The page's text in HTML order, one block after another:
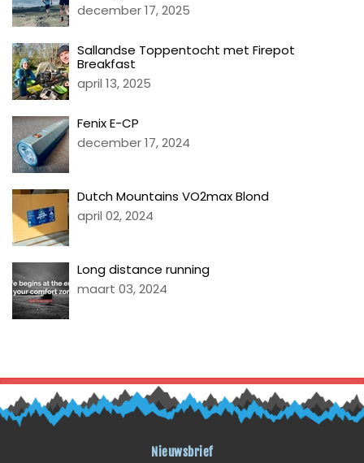
december 17, 2025
Sallandse Toppentocht met Firepot
Breakfast
april 13, 2025
Fenix E-CP
december 17, 2024
Dutch Mountains VO2max Blond
april 02, 2024
Long distance running
maart 03, 2024
TERUG NAAR BLOG LITI
Nieuwsbrief